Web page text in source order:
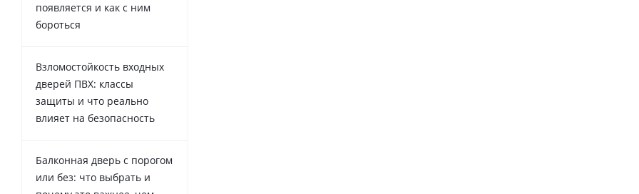
появляется и как с ним
бороться
Взломостойкость входных
дверей ПВХ: классы
защиты и что реально
влияет на безопасность
Балконная дверь с порогом
или без: что выбрать и